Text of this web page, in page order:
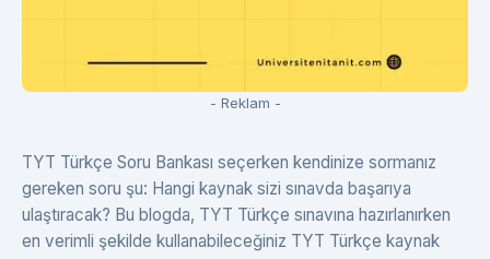
- Reklam -
TYT Türkçe Soru Bankası seçerken kendinize sormanız
gereken soru şu: Hangi kaynak sizi sınavda başarıya
ulaştıracak? Bu blogda, TYT Türkçe sınavına hazırlanırken
en verimli şekilde kullanabileceğiniz TYT Türkçe kaynak